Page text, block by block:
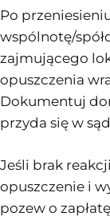
Po
wspólnotę/
zajmującego
opuszczenia
Dokumentuj
przyda się w
Jeśli brak
opuszczenie i
pozew o